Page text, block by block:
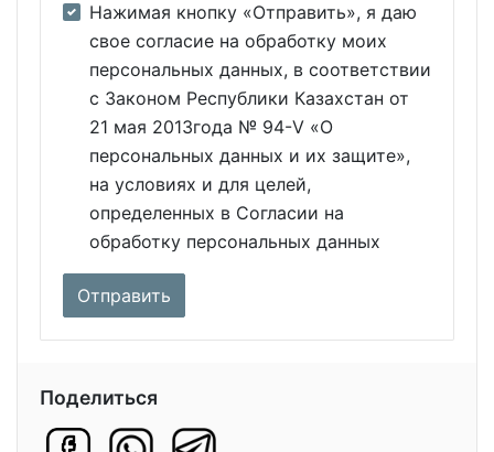
Нажимая кнопку «Отправить», я даю
свое согласие на обработку моих
персональных данных, в соответствии
с Законом Республики Казахстан от
21 мая 2013года № 94-V «О
персональных данных и их защите»,
на условиях и для целей,
определенных в Согласии на
обработку персональных данных
Поделиться